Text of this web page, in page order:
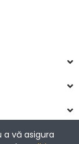
vă asigura